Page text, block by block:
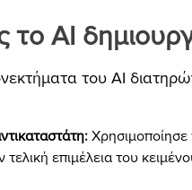
το AI
του AI
Χρησιμοποίησε
επιμέλεια του